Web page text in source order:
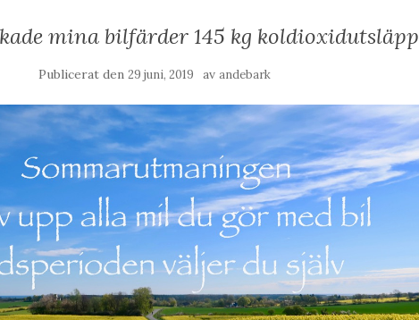
mina bilfärder 145 kg koldioxidutsläpp
Publicerat den 29 juni, 2019 av andebark